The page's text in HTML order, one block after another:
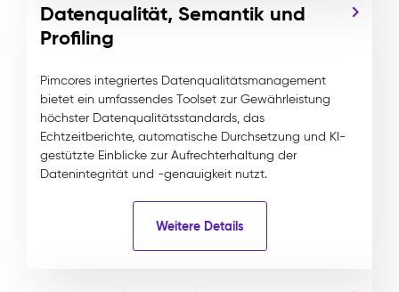
Datenqualität, Semantik und
Profiling
Pimcores integriertes Datenqualitätsmanagement
bietet ein umfassendes Toolset zur Gewährleistung
höchster Datenqualitätsstandards, das
Echtzeitberichte, automatische Durchsetzung und KI-
gestützte Einblicke zur Aufrechterhaltung der
Datenintegrität und -genauigkeit nutzt.
Weitere Details